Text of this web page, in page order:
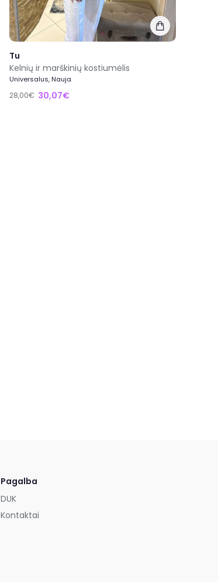
Tu
Kelnių ir marškinių kostiumėlis
Universalus, Nauja
28,00€ 30,07€
Pagalba
DUK
Kontaktai